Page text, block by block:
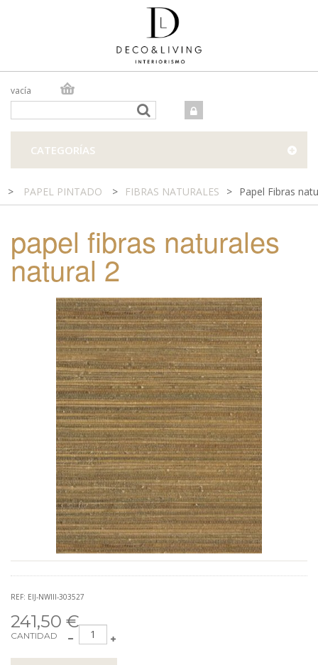
vacía
TIENDA FÍSICA
CATEGORÍAS
> PAPEL PINTADO > FIBRAS NATURALES > Papel Fibras
papel fibras naturales
natural 2
REF: EIJ-NWIII-303527
241,50 €
CANTIDAD